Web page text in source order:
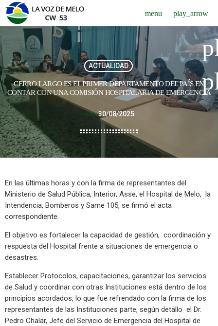
menu play_arrow
ACTUALIDAD
CERRO LARGO ES EL PRIMER DEPARTAMENTO DEL PAÍS EN
CONTAR CON UNA COMISIÓN HOSPITALARIA DE EMERGENCIA
today 30/08/2025
En las últimas horas y con la firma de representantes del
Ministerio de Salud Pública, Interior, Asse, el Hospital de Melo, la
Intendencia, Bomberos y Same 105, se firmó el acta
correspondiente.
El objetivo es fortalecer la capacidad de gestión, coordinación y
respuesta del Hospital frente a situaciones de emergencia o
desastres.
Establecer Protocolos, capacitaciones, garantizar los servicios
de Salud y coordinar con otras Instituciones está dentro de los
principios acordados, lo que fue refrendado con la firma de los
representantes de las Instituciones parte, según detallo el Dr.
Pedro Chalar, Jefe del Servicio de Emergencia del Hospital de